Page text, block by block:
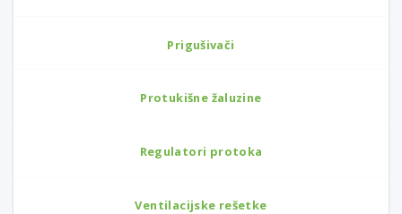
Prigušivači
Protukišne žaluzine
Regulatori protoka
Ventilacijske rešetke